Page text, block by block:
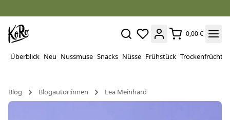
0,00 €
Überblick Neu Nussmuse Snacks Nüsse Frühstück Trockenfrüchte
Blog
Blogautor:innen Lea Meinhard